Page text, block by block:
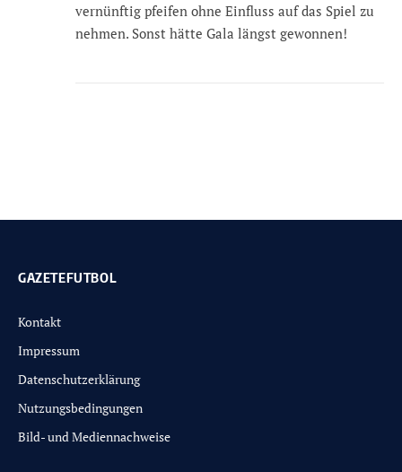
vernünftig pfeifen ohne Einfluss auf das Spiel zu
nehmen. Sonst hätte Gala längst gewonnen!
GAZETEFUTBOL
Kontakt
Impressum
Datenschutzerklärung
Nutzungsbedingungen
Bild- und Mediennachweise